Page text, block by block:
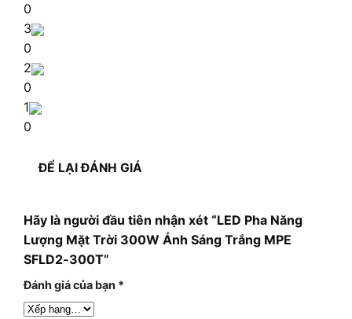
0
3
0
2
0
1
0
ĐỂ LẠI ĐÁNH GIÁ
Hãy là người đầu tiên nhận xét “LED Pha Năng
Lượng Mặt Trời 300W Ánh Sáng Trắng MPE
SFLD2-300T”
Đánh giá của bạn *